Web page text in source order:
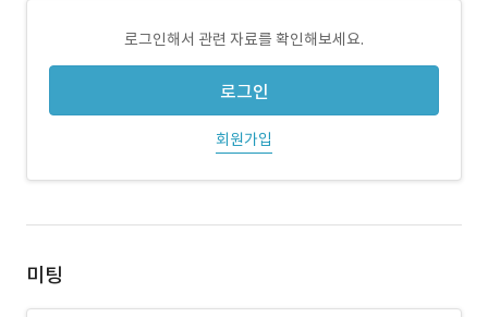
로그인해서 관련 자료를 확인해보세요.
로그인
회원가입
미팅